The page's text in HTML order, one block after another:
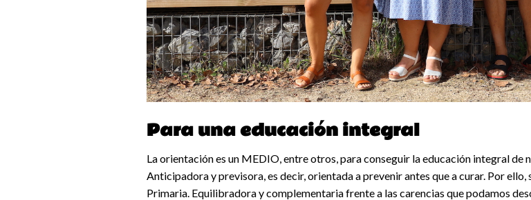
Para una educación integral
La orientación es un MEDIO, entre otros, para conseguir la educación integral
Anticipadora y previsora, es decir, orientada a prevenir antes que a curar. Por
Primaria. Equilibradora y complementaria frente a las carencias que podamos